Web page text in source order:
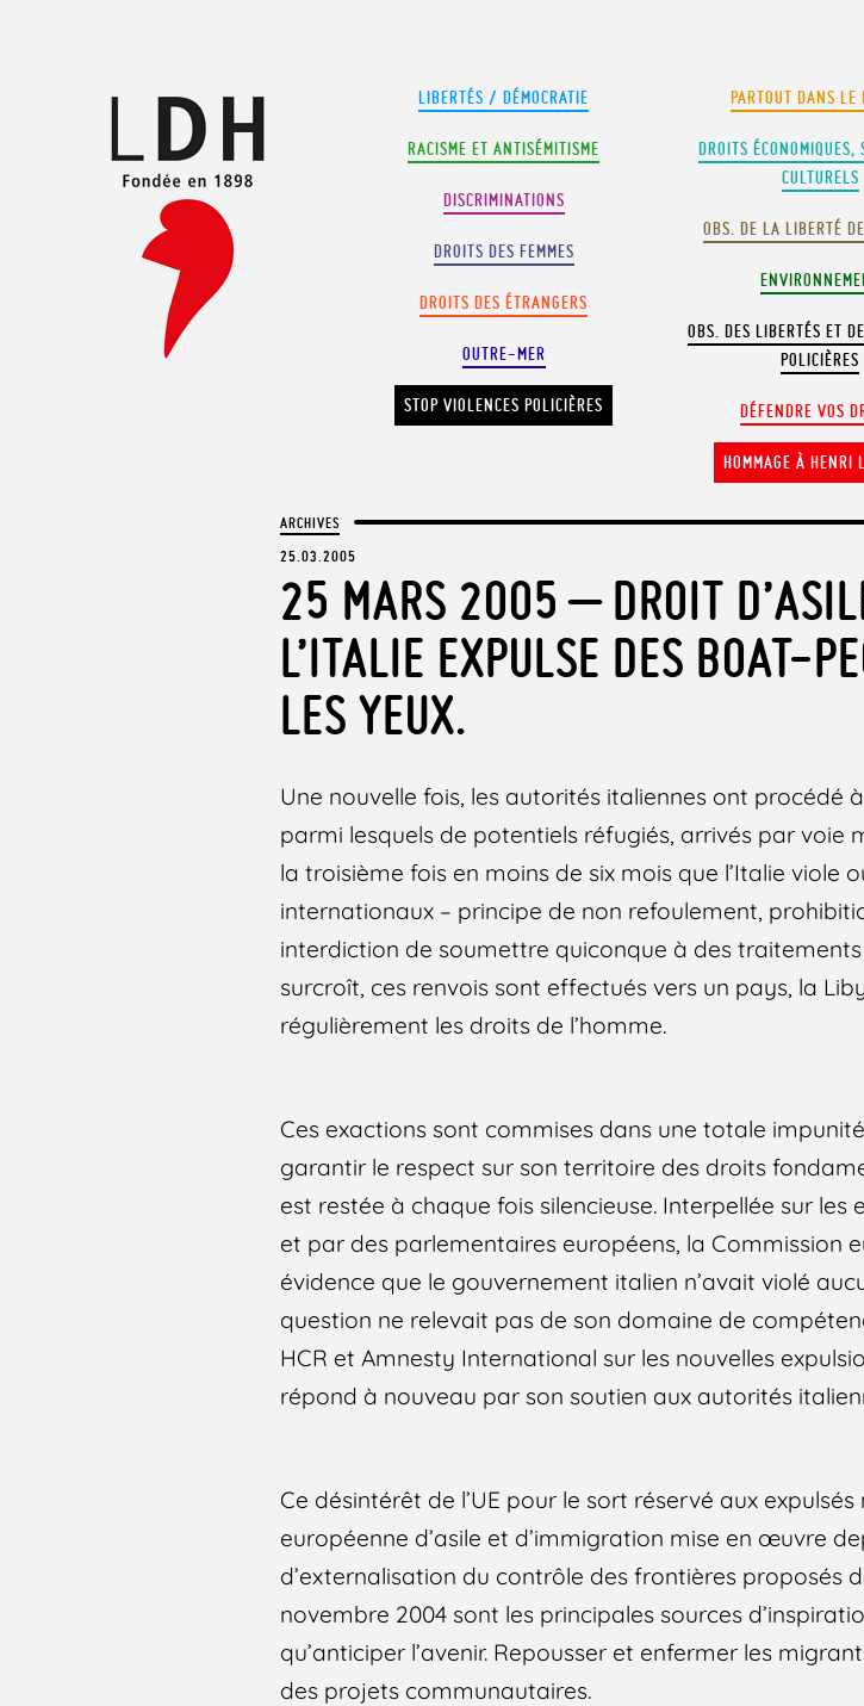
LIBERTÉS / DÉMOCRATIE
RACISME ET ANTISÉMITISME
DISCRIMINATIONS
DROITS DES FEMMES
DROITS DES ÉTRANGERS
OUTRE-MER
STOP VIOLENCES POLICIÈRES
PARTOUT DANS LE
DROITS ÉCONOMIQUES,
CULTURELS
OBS. DE LA LIBERTÉ
OBS. DES LIBERTÉS ET
POLICIÈRES
DÉFENDRE VOS
HOMMAGE À HENRI
ARCHIVES
25.03.2005
25 MARS 2005 – DROIT
L’ITALIE EXPULSE DES BOAT-
LES YEUX.
Une nouvelle fois, les autorités italiennes ont procédé
parmi lesquels de potentiels réfugiés, arrivés par voie
la troisième fois en moins de six mois que l’Italie viole
internationaux – principe de non refoulement,
interdiction de soumettre quiconque à des
surcroît, ces renvois sont effectués vers un pays, la
régulièrement les droits de l’homme.
Ces exactions sont commises dans une totale
garantir le respect sur son territoire des droits
est restée à chaque fois silencieuse. Interpellée sur les
et par des parlementaires européens, la Commission
évidence que le gouvernement italien n’avait violé
question ne relevait pas de son domaine de
HCR et Amnesty International sur les nouvelles
répond à nouveau par son soutien aux autorités
Ce désintérêt de l’UE pour le sort réservé aux
européenne d’asile et d’immigration mise en œuvre
d’externalisation du contrôle des frontières proposés
novembre 2004 sont les principales sources
qu’anticiper l’avenir. Repousser et enfermer les
des projets communautaires.